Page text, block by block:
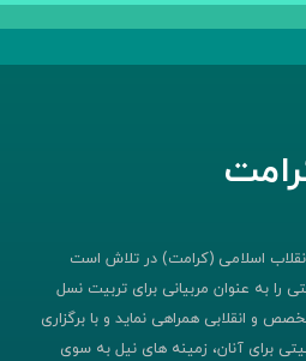
اسلامی (کرامت) در تلاش است
را به عنوان مربیانی برای تربیت نسل
و انقلابی همراهی نماید و با برگزاری
برای آنان، زمینه های نیل به سوی